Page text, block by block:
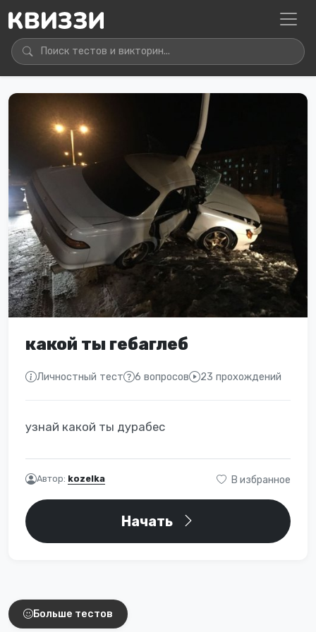
какой ты гебаглеб
Личностный тест 6 вопросов 23 прохождений
узнай какой ты дурабес
Автор: kozelka В избранное
Начать
Интересные тесты
Больше тестов